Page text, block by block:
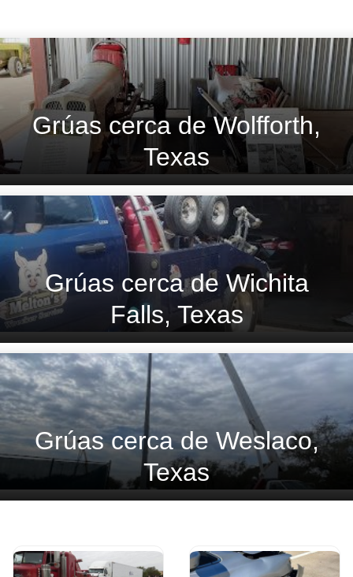
Grúas cerca de Wolfforth,
Texas
Grúas cerca de Wichita
Falls, Texas
Grúas cerca de Weslaco,
Texas